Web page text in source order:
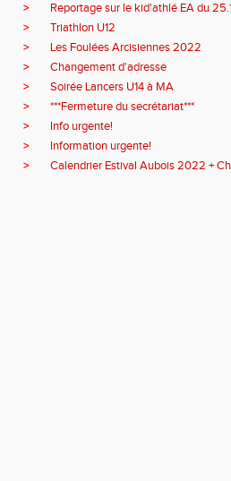
>
Reportage sur le kid'athlé EA du
>
Triathlon U12
>
Les Foulées Arcisiennes 2022
>
Changement d'adresse
>
Soirée Lancers U14 à MA
>
***Fermeture du secrétariat***
>
Info urgente!
>
Information urgente!
> Calendrier Estival Aubois 2022 +